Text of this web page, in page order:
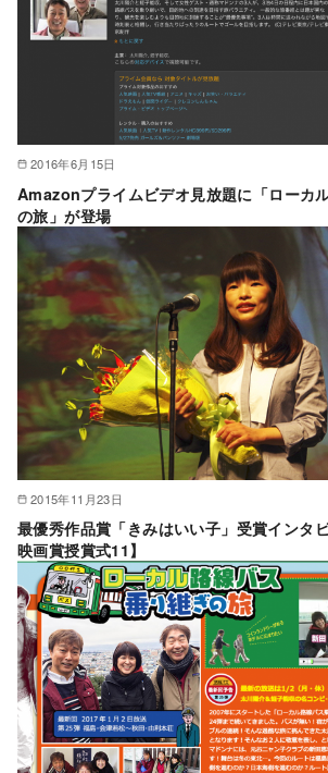
2016年6月15日
Amazonプライムビデオ見放題に「ローカ
の旅」が登場
2015年11月23日
最優秀作品賞「きみはいい子」受賞インタ
映画賞授賞式11】